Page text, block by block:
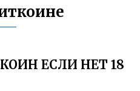
ЕСЛИ НЕТ 18